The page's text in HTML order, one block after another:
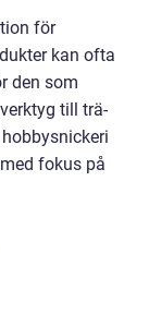
för
kan ofta
den som
till trä-
fokus på